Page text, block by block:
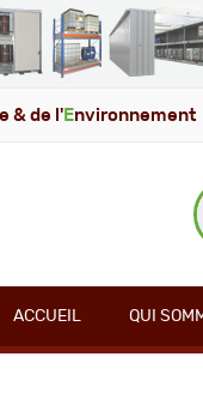
& de l'Environnement
ACCUEIL QUI